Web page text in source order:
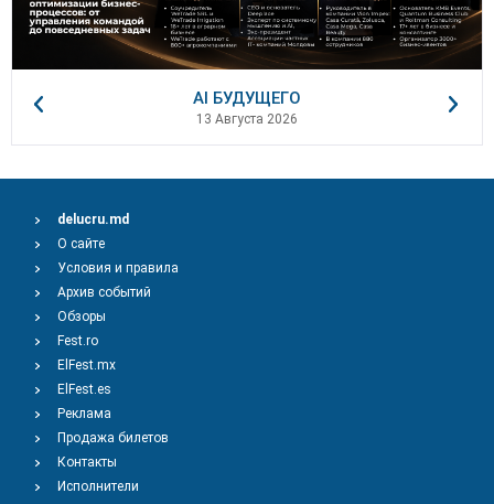
AI БУДУЩЕГО
13 Августа 2026
delucru.md
О сайте
Условия и правила
Архив событий
Обзоры
Fest.ro
ElFest.mx
ElFest.es
Реклама
Продажа билетов
Контакты
Исполнители